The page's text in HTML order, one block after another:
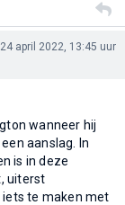
24 april 2022, 13:45 uur
wanneer hij
aanslag. In
is in deze
uiterst
te maken met